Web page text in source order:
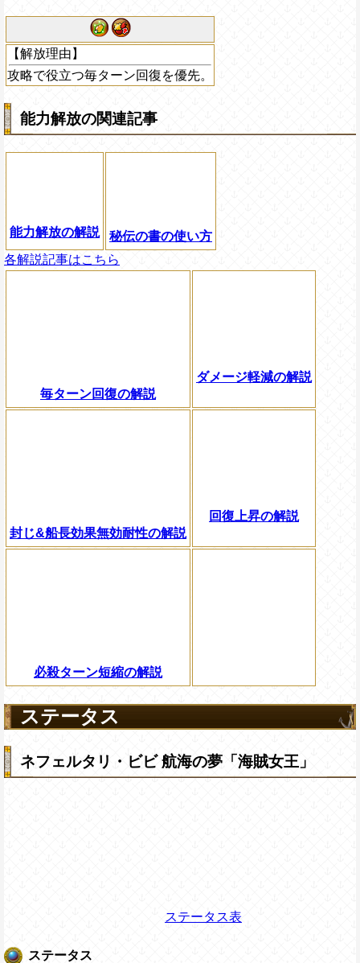
【解放理由】
攻略で役立つ毎ターン回復を優先。
能力解放の関連記事
能力解放の解説
秘伝の書の使い方
各解説記事はこちら
毎ターン回復の解説
ダメージ軽減の解説
封じ&船長効果無効耐性の解説
回復上昇の解説
必殺ターン短縮の解説
ステータス
ネフェルタリ・ビビ 航海の夢「海賊女王」
ステータス表
ステータス